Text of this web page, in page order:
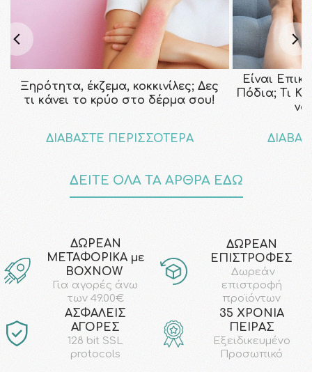
Ξηρότητα, έκζεμα, κοκκινίλες; Δες
τι κάνει το κρύο στο δέρμα σου!
ΔΙΑΒΑΣΤΕ ΠΕΡΙΣΣΟΤΕΡΑ
Είναι
Πόδια; Τι
να
ΔΕΙΤΕ ΟΛΑ ΤΑ ΑΡΘΡΑ ΕΔΩ
ΔΩΡΕΑΝ
ΜΕΤΑΦΟΡΙΚΑ με
ΒΟΧΝΟW
Για αγορές άνω
των 49.00€
ΔΩΡΕΑΝ
ΕΠΙΣΤΡΟΦΕΣ
Δωρεάν
επιστροφή
προϊόντων
AΣΦΑΛΕΙΣ
ΑΓΟΡΕΣ
128 bit SSL
protocols
35 ΧΡΟΝΙΑ
ΠΕΙΡΑΣ
Εξειδικευμένο
Προσωπικό